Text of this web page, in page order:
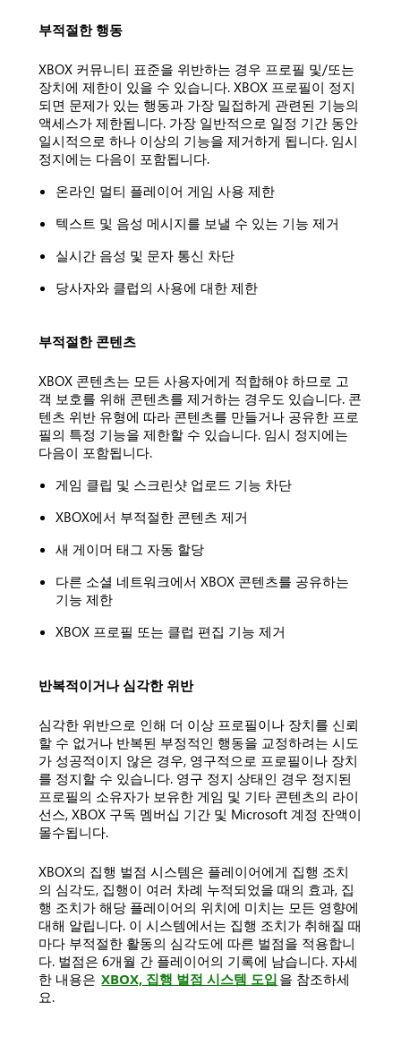
부적절한 행동
XBOX 커뮤니티 표준을 위반하는 경우 프로필 및/또는
장치에 제한이 있을 수 있습니다. XBOX 프로필이 정지
되면 문제가 있는 행동과 가장 밀접하게 관련된 기능의
액세스가 제한됩니다. 가장 일반적으로 일정 기간 동안
일시적으로 하나 이상의 기능을 제거하게 됩니다. 임시
정지에는 다음이 포함됩니다.
온라인 멀티 플레이어 게임 사용 제한
텍스트 및 음성 메시지를 보낼 수 있는 기능 제거
실시간 음성 및 문자 통신 차단
당사자와 클럽의 사용에 대한 제한
부적절한 콘텐츠
XBOX 콘텐츠는 모든 사용자에게 적합해야 하므로 고
객 보호를 위해 콘텐츠를 제거하는 경우도 있습니다. 콘
텐츠 위반 유형에 따라 콘텐츠를 만들거나 공유한 프로
필의 특정 기능을 제한할 수 있습니다. 임시 정지에는
다음이 포함됩니다.
게임 클립 및 스크린샷 업로드 기능 차단
XBOX에서 부적절한 콘텐츠 제거
새 게이머 태그 자동 할당
다른 소셜 네트워크에서 XBOX 콘텐츠를 공유하는
기능 제한
XBOX 프로필 또는 클럽 편집 기능 제거
반복적이거나 심각한 위반
심각한 위반으로 인해 더 이상 프로필이나 장치를 신뢰
할 수 없거나 반복된 부정적인 행동을 교정하려는 시도
가 성공적이지 않은 경우, 영구적으로 프로필이나 장치
를 정지할 수 있습니다. 영구 정지 상태인 경우 정지된
프로필의 소유자가 보유한 게임 및 기타 콘텐츠의 라이
선스, XBOX 구독 멤버십 기간 및 Microsoft 계정 잔액이
몰수됩니다.
XBOX의 집행 벌점 시스템은 플레이어에게 집행 조치
의 심각도, 집행이 여러 차례 누적되었을 때의 효과, 집
행 조치가 해당 플레이어의 위치에 미치는 모든 영향에
대해 알립니다. 이 시스템에서는 집행 조치가 취해질 때
마다 부적절한 활동의 심각도에 따른 벌점을 적용합니
다. 벌점은 6개월 간 플레이어의 기록에 남습니다. 자세
한 내용은 XBOX, 집행 벌점 시스템 도입 을 참조하세
요.